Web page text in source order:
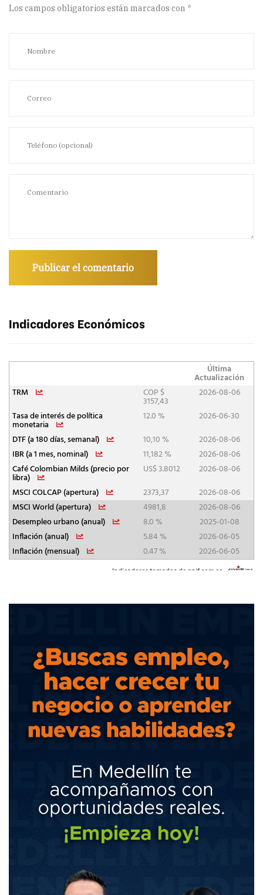
Los campos obligatorios están marcados con *
Indicadores Económicos